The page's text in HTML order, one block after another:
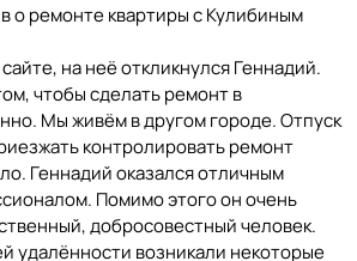
о ремонте квартиры с Кулибиным
на неё откликнулся Геннадий.
чтобы сделать ремонт в
Мы живём в другом городе. Отпуск
контролировать ремонт
Геннадий оказался отличным
Помимо этого он очень
добросовестный человек.
удалённости возникали некоторые